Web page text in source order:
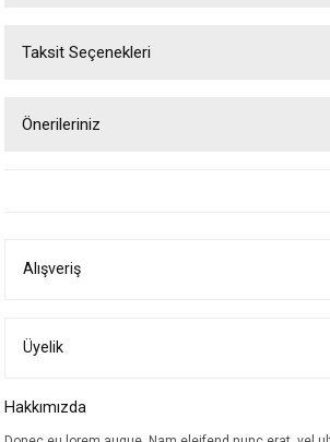
Taksit Seçenekleri
Önerileriniz
Ürün bilgilerinde hatalar bulunuyor.
Bu ürüne benzer farklı alternatifler olmalı.
Alışveriş
Üyelik
Hakkımızda